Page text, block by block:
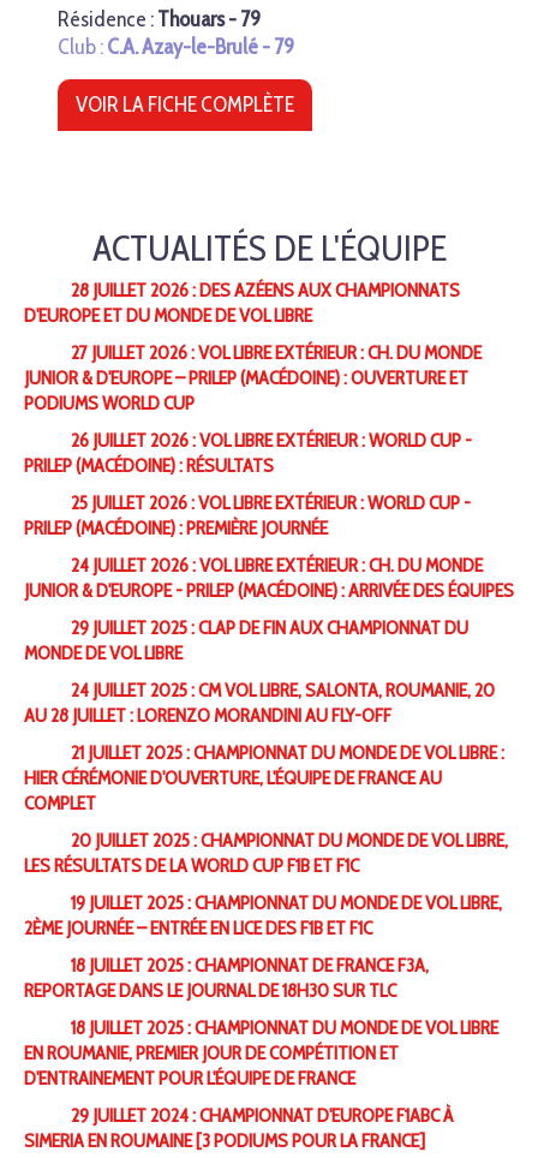
Résidence :Thouars - 79
Club :C.A. Azay-le-Brulé - 79
VOIR LA FICHE COMPLÈTE
ACTUALITÉS DE L'ÉQUIPE
28 JUILLET 2026 : DES AZÉENS AUX CHAMPIONNATS
D'EUROPE ET DU MONDE DE VOL LIBRE
27 JUILLET 2026 : VOL LIBRE EXTÉRIEUR : CH. DU MONDE
JUNIOR & D'EUROPE – PRILEP (MACÉDOINE) : OUVERTURE ET
PODIUMS WORLD CUP
26 JUILLET 2026 : VOL LIBRE EXTÉRIEUR : WORLD CUP -
PRILEP (MACÉDOINE) : RÉSULTATS
25 JUILLET 2026 : VOL LIBRE EXTÉRIEUR : WORLD CUP -
PRILEP (MACÉDOINE) : PREMIÈRE JOURNÉE
24 JUILLET 2026 : VOL LIBRE EXTÉRIEUR : CH. DU MONDE
JUNIOR & D'EUROPE - PRILEP (MACÉDOINE) : ARRIVÉE DES ÉQUIPES
29 JUILLET 2025 : CLAP DE FIN AUX CHAMPIONNAT DU
MONDE DE VOL LIBRE
24 JUILLET 2025 : CM VOL LIBRE, SALONTA, ROUMANIE, 20
AU 28 JUILLET : LORENZO MORANDINI AU FLY-OFF
21 JUILLET 2025 : CHAMPIONNAT DU MONDE DE VOL LIBRE :
HIER CÉRÉMONIE D'OUVERTURE, L'ÉQUIPE DE FRANCE AU
COMPLET
20 JUILLET 2025 : CHAMPIONNAT DU MONDE DE VOL LIBRE,
LES RÉSULTATS DE LA WORLD CUP F1B ET F1C
19 JUILLET 2025 : CHAMPIONNAT DU MONDE DE VOL LIBRE,
2ÈME JOURNÉE – ENTRÉE EN LICE DES F1B ET F1C
18 JUILLET 2025 : CHAMPIONNAT DE FRANCE F3A,
REPORTAGE DANS LE JOURNAL DE 18H30 SUR TLC
18 JUILLET 2025 : CHAMPIONNAT DU MONDE DE VOL LIBRE
EN ROUMANIE, PREMIER JOUR DE COMPÉTITION ET
D'ENTRAINEMENT POUR L'ÉQUIPE DE FRANCE
29 JUILLET 2024 : CHAMPIONNAT D'EUROPE F1ABC À
SIMERIA EN ROUMAINE [3 PODIUMS POUR LA FRANCE]